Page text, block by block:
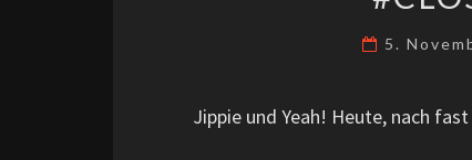
5.
Jippie und Yeah! Heute, nach